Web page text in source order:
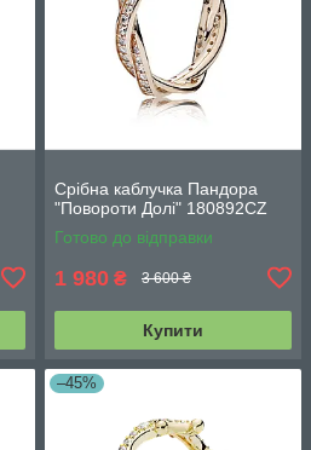
Срібна каблучка Пандора
"Повороти Долі" 180892CZ
Готово до відправки
1 980 ₴ 3 600 ₴
Купити
–45%